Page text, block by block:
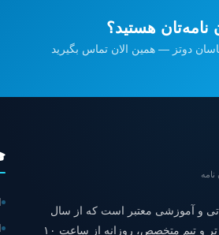
نامه‌تان هستید؟
دوتز — همین الان تماس بگیرید
و آموزشی معتبر است که از سال
۱۳۹۸ با حضور اساتید برتر و تیم متخصص، روزانه از ساعت ۱۰